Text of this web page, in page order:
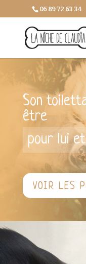
06 89 72 63 34
Son
être
pour lui
VOIR LES